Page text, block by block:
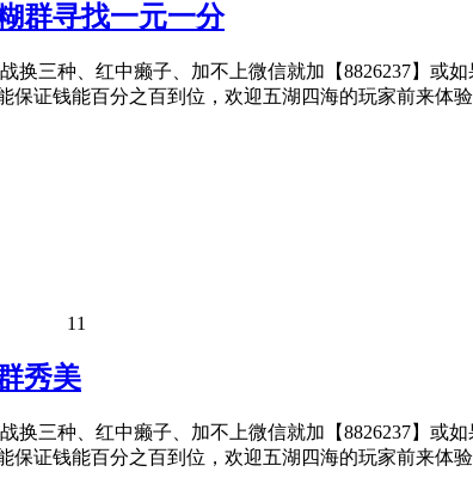
群寻找一元一分
换三种、红中癞子、加不上微信就加【8826237】或
保证钱能百分之百到位，欢迎五湖四海的玩家前来体
11
秀美
换三种、红中癞子、加不上微信就加【8826237】或
保证钱能百分之百到位，欢迎五湖四海的玩家前来体